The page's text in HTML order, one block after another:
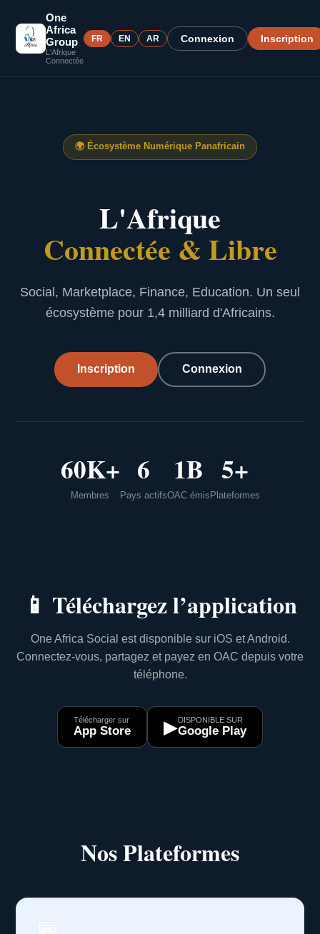
One
Africa
Group
L'Afrique
Connectée
FR EN AR Connexion Inscription
🌍 Écosystème Numérique Panafricain
L'Afrique
Connectée & Libre
Social, Marketplace, Finance, Education. Un seul
écosystème pour 1,4 milliard d'Africains.
Inscription Connexion
60K+
Membres
6
Pays actifs
1B
OAC émis
5+
Plateformes
📱 Téléchargez l’application
One Africa Social est disponible sur iOS et Android.
Connectez-vous, partagez et payez en OAC depuis votre
téléphone.
Télécharger sur
App Store ▶DISPONIBLE SUR
Google Play
Nos Plateformes